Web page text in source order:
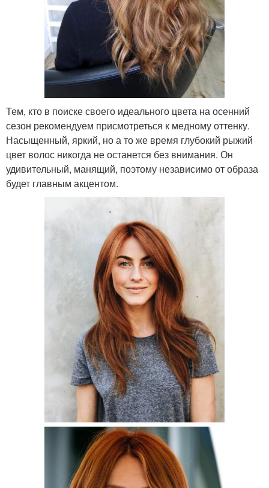
Тем, кто в поиске своего идеального цвета на осенний
сезон рекомендуем присмотреться к медному оттенку.
Насыщенный, яркий, но а то же время глубокий рыжий
цвет волос никогда не останется без внимания. Он
удивительный, манящий, поэтому независимо от образа
будет главным акцентом.